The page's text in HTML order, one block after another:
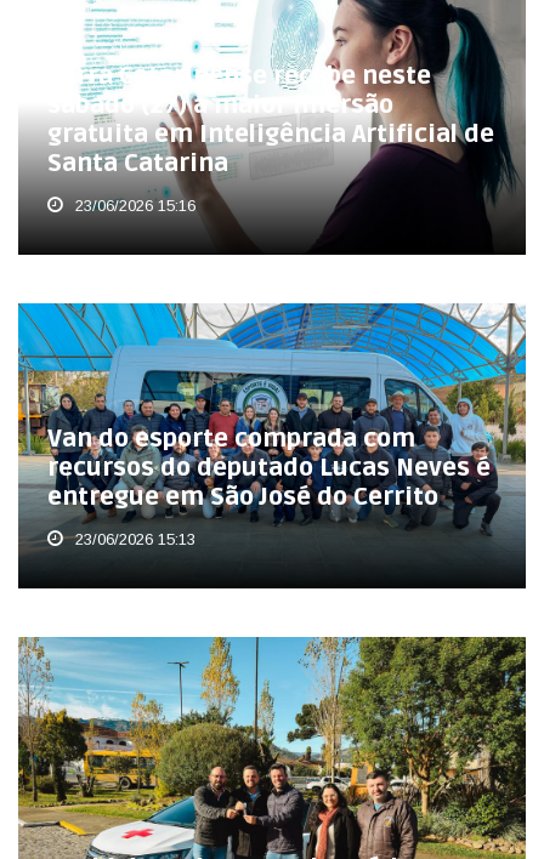
Serra Catarinense recebe neste
sábado (27) a maior imersão
gratuita em Inteligência Artificial de
Santa Catarina
23/06/2026 15:16
Van do esporte comprada com
recursos do deputado Lucas Neves é
entregue em São José do Cerrito
23/06/2026 15:13